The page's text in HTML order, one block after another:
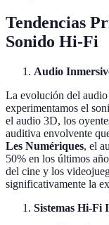
Tendencias
Sonido Hi-Fi
Audio
La evolución del
experimentamos el
el audio 3D, los
auditiva envolvente
Les Numériques, el
50% en los últimos
del cine y los
significativamente la
Sistemas Hi-Fi